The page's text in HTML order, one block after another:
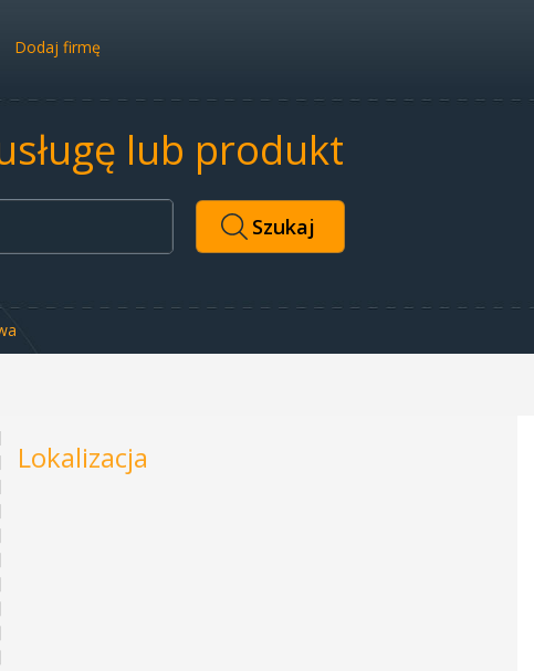
Dodaj firmę
lub produkt
Lokalizacja